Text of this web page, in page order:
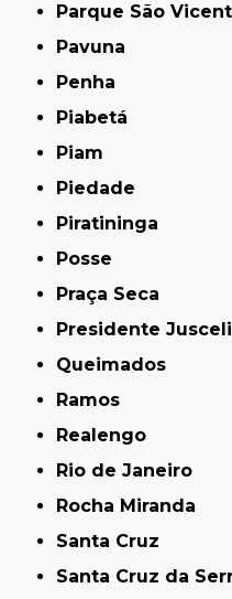
Parque São
Pavuna
Penha
Piabetá
Piam
Piedade
Piratininga
Posse
Praça Seca
Presidente
Queimados
Ramos
Realengo
Rio de Janeiro
Rocha Miranda
Santa Cruz
Santa Cruz da